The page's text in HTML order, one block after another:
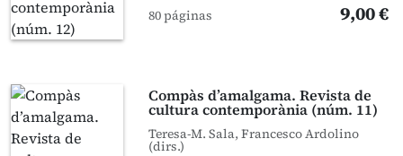
80 páginas 9,00 €
Compàs d’amalgama. Revista de
cultura contemporània (núm. 11)
Teresa-M. Sala, Francesco Ardolino
(dirs.)